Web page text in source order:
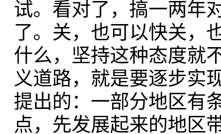
试。看对了，搞一两年
了。关，也可以快关，
什么，坚持这种态度就
义道路，就是要逐步实
提出的：一部分地区有
点，先发展起来的地区